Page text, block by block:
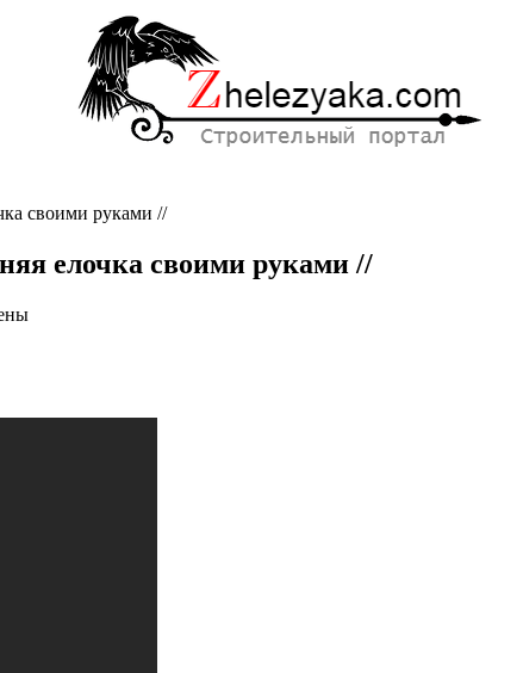
своими руками //
елочка своими руками //